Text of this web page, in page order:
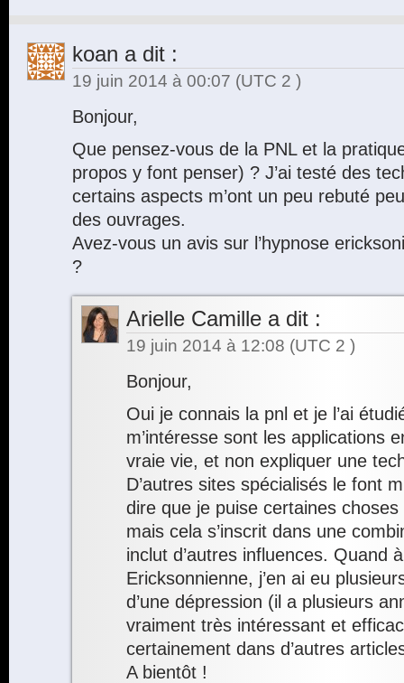
koan a dit :
19 juin 2014 à 00:07 (UTC 2 )
Bonjour,
Que pensez-vous de la PNL et la
propos y font penser) ? J’ai testé des
certains aspects m’ont un peu rebuté
des ouvrages.
Avez-vous un avis sur l’hypnose
?
Arielle Camille a dit :
19 juin 2014 à 12:08 (UTC 2 )
Bonjour,
Oui je connais la pnl et je l’ai
m’intéresse sont les applications
vraie vie, et non expliquer une
D’autres sites spécialisés le font
dire que je puise certaines
mais cela s’inscrit dans une
inclut d’autres influences. Quand
Ericksonnienne, j’en ai eu
d’une dépression (il a plusieurs
vraiment très intéressant et
certainement dans d’autres
A bientôt !